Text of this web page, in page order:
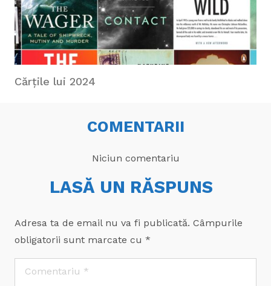
Cărțile lui 2024
COMENTARII
Niciun comentariu
LASĂ UN RĂSPUNS
Adresa ta de email nu va fi publicată. Câmpurile
obligatorii sunt marcate cu *